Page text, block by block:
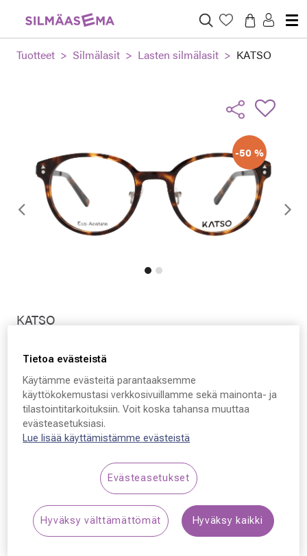
Tuotteet Silmälasit Lasten silmälasit KATSO
-50 %
Edellinen
KATSO
20 - 135
79,50 €
Hinta alennettu
159,00 €Alennettu hinta
Alin hinta 30 päivän aikana ennen alennusta: 159,00 €
Synttäriale! Kaikki silmälasit –50 % sisältäen
linssit ja kehykset.
Lue lisää!
Tietoa evästeistä
Käytämme evästeitä parantaaksemme
käyttökokemustasi verkkosivuillamme sekä mainonta- ja
tilastointitarkoituksiin. Voit koska tahansa muuttaa
evästeasetuksiasi.
Lue lisää käyttämistämme evästeistä
Evästeasetukset
Hyväksy välttämättömät Hyväksy kaikki